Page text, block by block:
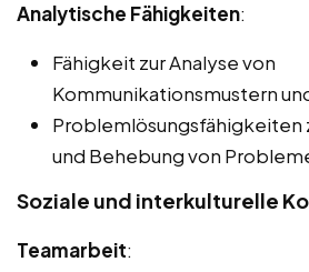
Analytische Fähigkeiten:
Fähigkeit zur Analyse von
Kommunikationsmustern
Problemlösungsfähigkeiten
und Behebung von
Soziale und interkulturelle
Teamarbeit: